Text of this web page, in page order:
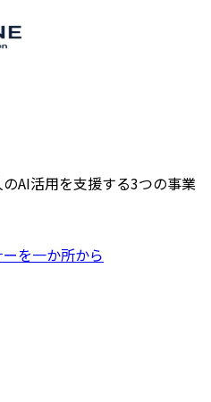
AI活用を支援する3つの事業
を一か所から